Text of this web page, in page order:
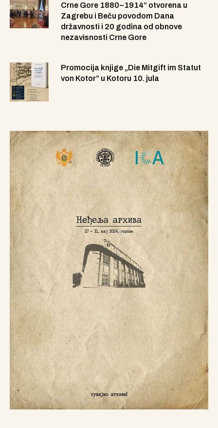
Crne Gore 1880–1914“ otvorena u
Zagrebu i Beču povodom Dana
državnosti i 20 godina od obnove
nezavisnosti Crne Gore
Promocija knjige „Die Mitgift im Statut
von Kotor” u Kotoru 10. jula